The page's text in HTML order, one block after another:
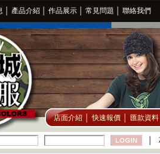
產品介紹 作品展示 常見問題 聯絡我們
店面介紹 快速報價 匯款資料